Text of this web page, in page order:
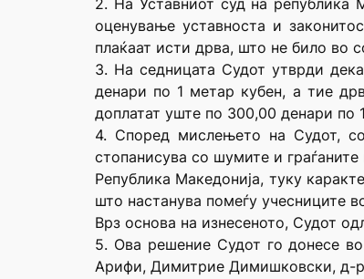
2. На Уставниот суд на република
оценување уставноста и
плаќаат исти дрва, што не било во
3. На седницата Судот утврди
денари по 1 метар кубен, а тие
доплатат уште по 300,00 денари по
4. Според мислењето на Судот, со
стопанисува со шумите и
Република Македонија, туку
што настанува помеѓу учесниците
Врз основа на изнесеното, Судот
5. Ова решение Судот го донесе
Арифи, Димитрие Димишковски, д-р